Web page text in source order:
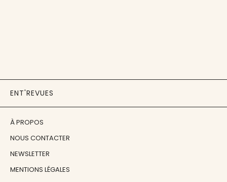
ENT'REVUES
À PROPOS
NOUS CONTACTER
NEWSLETTER
MENTIONS LÉGALES